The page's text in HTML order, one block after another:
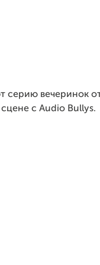
серию вечеринок
с Audio Bullys.